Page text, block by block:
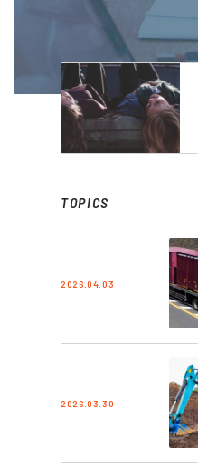
TOPICS
2026.04.03
2026.03.30